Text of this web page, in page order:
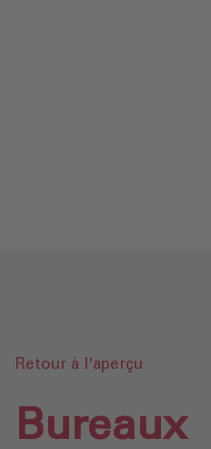
Retour à l'aperçu
Bureaux